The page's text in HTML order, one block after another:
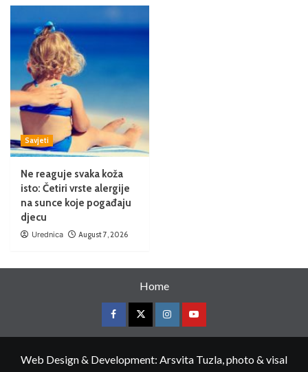
Savjeti
Ne reaguje svaka koža
isto: Četiri vrste alergije
na sunce koje pogađaju
djecu
Urednica August 7, 2026
Home
Web Design & Development: Arsvita Tuzla, photo & visal